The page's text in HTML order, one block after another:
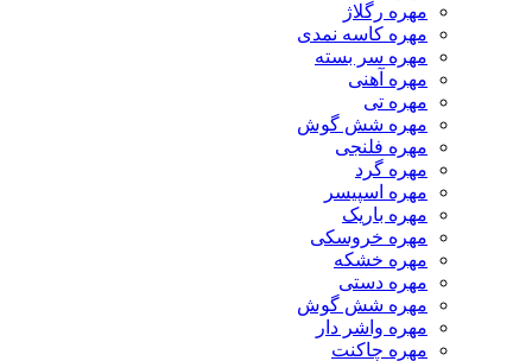
مهره رگلاژ
مهره کاسه نمدی
مهره سر بسته
مهره آهنی
مهره تی
مهره شش گوش
مهره فلنجی
مهره گرد
مهره اسپیسر
مهره باریک
مهره خروسکی
مهره خشکه
مهره دستی
مهره شش گوش
مهره واشر دار
مهره چاکنت